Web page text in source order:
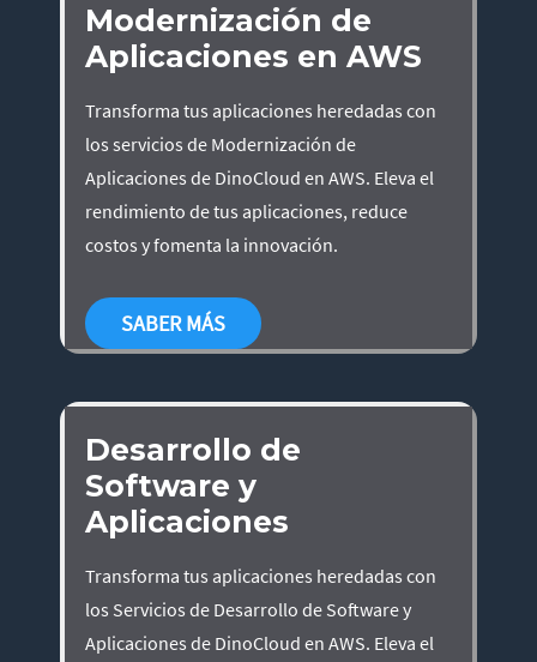
Modernización de
Aplicaciones en AWS
Transforma tus aplicaciones heredadas con
los servicios de Modernización de
Aplicaciones de DinoCloud en AWS. Eleva el
rendimiento de tus aplicaciones, reduce
costos y fomenta la innovación.
SABER MÁS
Desarrollo de
Software y
Aplicaciones
Transforma tus aplicaciones heredadas con
los Servicios de Desarrollo de Software y
Aplicaciones de DinoCloud en AWS. Eleva el